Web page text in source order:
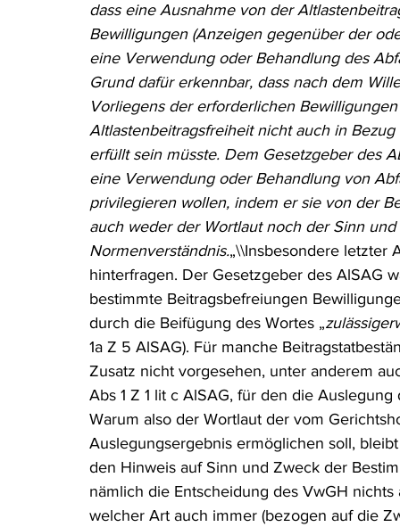
dass eine Ausnahme von der
Bewilligungen (Anzeigen gegenüber der
eine Verwendung oder Behandlung des
Grund dafür erkennbar, dass nach dem
Vorliegens der erforderlichen
Altlastenbeitragsfreiheit nicht auch in
erfüllt sein müsste. Dem Gesetzgeber des
eine Verwendung oder Behandlung von
privilegieren wollen, indem er sie von der
auch weder der Wortlaut noch der Sinn
Normenverständnis.„\\Insbesondere letzter
hinterfragen. Der Gesetzgeber des AlSAG
bestimmte Beitragsbefreiungen
durch die Beifügung des Wortes „
1a Z 5 AlSAG). Für manche
Zusatz nicht vorgesehen, unter anderem
Abs 1 Z 1 lit c AlSAG, für den die
Warum also der Wortlaut der vom
Auslegungsergebnis ermöglichen soll,
den Hinweis auf Sinn und Zweck der
nämlich die Entscheidung des VwGH
welcher Art auch immer (bezogen auf die